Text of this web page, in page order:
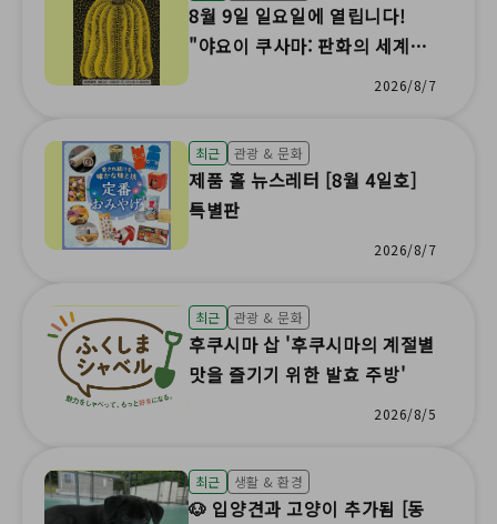
8월 9일 일요일에 열립니다!
"야요이 쿠사마: 판화의 세계"
특별 강연과 실크스크린의 재미
2026/8/7
최근 관광 & 문화
제품 홀 뉴스레터 [8월 4일호]
특별판
2026/8/7
최근 관광 & 문화
후쿠시마 삽 '후쿠시마의 계절별
맛을 즐기기 위한 발효 주방'
2026/8/5
최근 생활 & 환경
🐶 입양견과 고양이 추가됨 [동